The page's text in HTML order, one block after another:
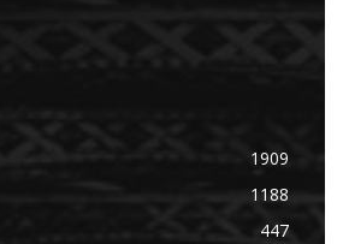
1909
1188
447